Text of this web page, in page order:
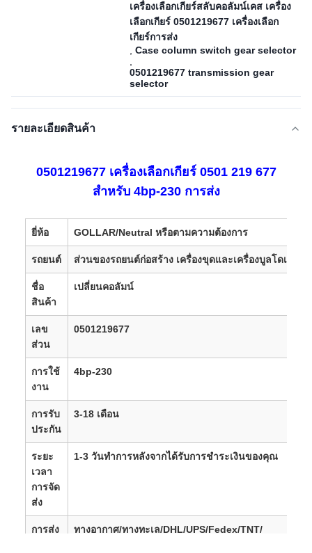
เครื่องเลือกเกียร์สลับคอลัมน์เคส เครื่อง
เลือกเกียร์ 0501219677 เครื่องเลือก
เกียร์การส่ง
Case column switch gear selector
0501219677 transmission gear
selector
รายละเอียดสินค้า
0501219677 เครื่องเลือกเกียร์ 0501 219 677
สําหรับ 4bp-230 การส่ง
ยี่ห้อ GOLLAR/Neutral หรือตามความต้องการ
รถยนต์ ส่วนของรถยนต์ก่อสร้าง เครื่องขุดและเครื่องบูลโดเจอร์
ชื่อ
สินค้า
เปลี่ยนคอลัมน์
เลข
ส่วน
0501219677
การใช้
งาน
4bp-230
การรับ
ประกัน
3-18 เดือน
ระยะ
เวลา
การจัด
ส่ง
1-3 วันทําการหลังจากได้รับการชําระเงินของคุณ
การส่ง ทางอากาศ/ทางทะเล/DHL/UPS/Fedex/TNT/